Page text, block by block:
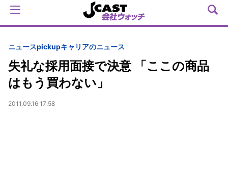
ニュースpickupキャリアのニュース
失礼な採用面接で決意 「ここの商品
はもう買わない」
2011.09.16 17:58